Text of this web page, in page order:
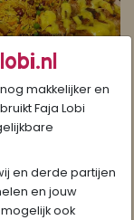
Gegrilde kipspiesjes met Moksie Alesie
Recepten,
in jouw
om je gratis
makkelijker en
Faja Lobi
en derde partijen
en jouw
ook